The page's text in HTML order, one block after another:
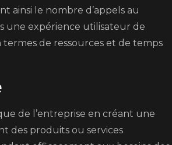
ainsi le nombre d’appels au
une expérience utilisateur de
de ressources et de temps
de l’entreprise en créant une
des produits ou services